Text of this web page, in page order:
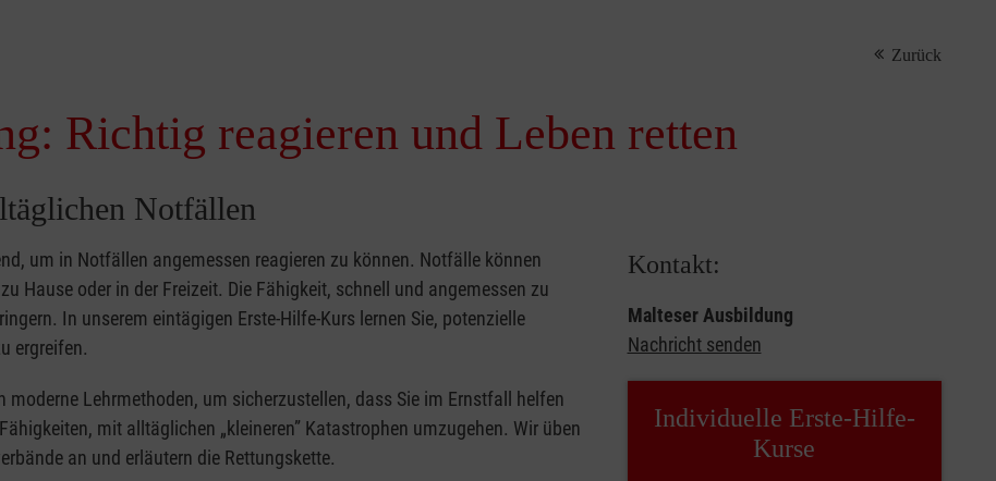
Zurück
Richtig reagieren und Leben retten
Notfällen
um in Notfällen angemessen reagieren zu können. Notfälle können
Hause oder in der Freizeit. Die Fähigkeit, schnell und angemessen zu
In unserem eintägigen Erste-Hilfe-Kurs lernen Sie, potenzielle
ergreifen.
moderne Lehrmethoden, um sicherzustellen, dass Sie im Ernstfall helfen
mit alltäglichen „kleineren” Katastrophen umzugehen. Wir üben
an und erläutern die Rettungskette.
Kontakt:
Malteser Ausbildung
Nachricht senden
Individuelle Erste-Hilfe-
Kurse